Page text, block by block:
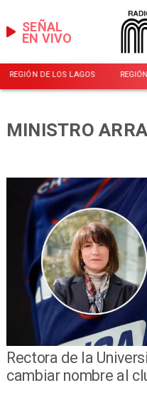
EN VIVO
SEÑAL
REGIÓN DE LOS LAGOS
MINISTRO
Rectora de la
cambiar nombre al